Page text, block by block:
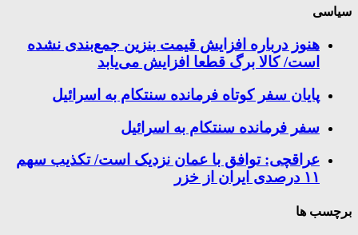
سیاسی
هنوز درباره افزایش قیمت بنزین جمع‌بندی نشده
است/ کالا برگ قطعا افزایش می‌یابد
پایان سفر کوتاه فرمانده سنتکام به اسرائیل
سفر فرمانده سنتکام به اسرائیل
عراقچی: توافق با عمان نزدیک است/ تکذیب سهم
۱۱ درصدی ایران از خزر
برچسب ها